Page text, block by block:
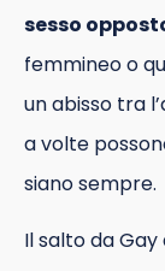
sesso
femmineo o
un abisso tra
a volte
siano sempre.
Il salto da Gay